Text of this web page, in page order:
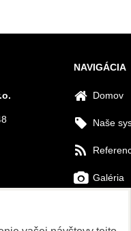
NAVIGÁCIA
Domov
Naše
Galéria